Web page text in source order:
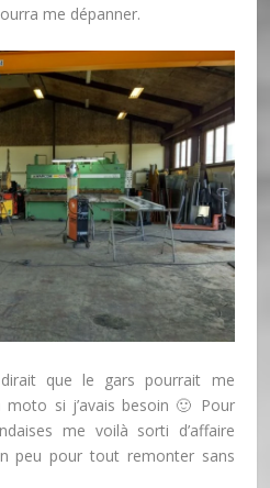
me dépanner.
que le gars pourrait me
si j’avais besoin 🙂 Pour
me voilà sorti d’affaire
peu pour tout remonter sans